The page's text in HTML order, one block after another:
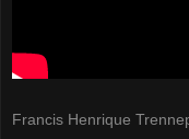
Francis Henrique